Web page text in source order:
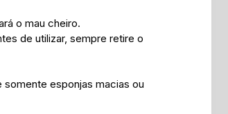
o mau cheiro.
de utilizar, sempre retire o
esponjas macias ou